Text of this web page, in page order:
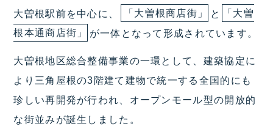
大曽根駅前を中心に、
「大曽根商店街」 と
「大曽
根本通商店街」
が一体となって形成されています。
大曽根地区総合整備事業の一環として、建築協定に
より三角屋根の3階建て建物で統一する全国的にも
珍しい再開発が行われ、オープンモール型の開放的
な街並みが誕生しました。